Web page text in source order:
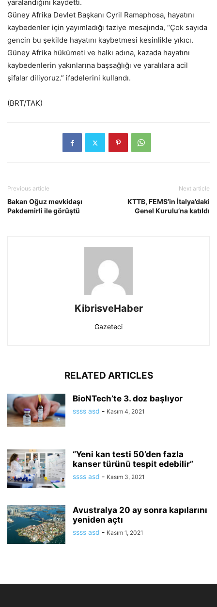
yaralandığını kaydetti.
Güney Afrika Devlet Başkanı Cyril Ramaphosa, hayatını
kaybedenler için yayımladığı taziye mesajında, “Çok sayıda
gencin bu şekilde hayatını kaybetmesi kesinlikle yıkıcı.
Güney Afrika hükümeti ve halkı adına, kazada hayatını
kaybedenlerin yakınlarına başsağlığı ve yaralılara acil
şifalar diliyoruz.” ifadelerini kullandı.
(BRT/TAK)
Previous article
Bakan Oğuz mevkidaşı
Pakdemirli ile görüştü
Next article
KTTB, FEMS’in İtalya’daki
Genel Kurulu’na katıldı
KibrisveHaber
Gazeteci
RELATED ARTICLES
BioNTech’te 3. doz başlıyor
ssss asd - Kasım 4, 2021
“Yeni kan testi 50’den fazla
kanser türünü tespit edebilir”
ssss asd - Kasım 3, 2021
Avustralya 20 ay sonra kapılarını
yeniden açtı
ssss asd - Kasım 1, 2021